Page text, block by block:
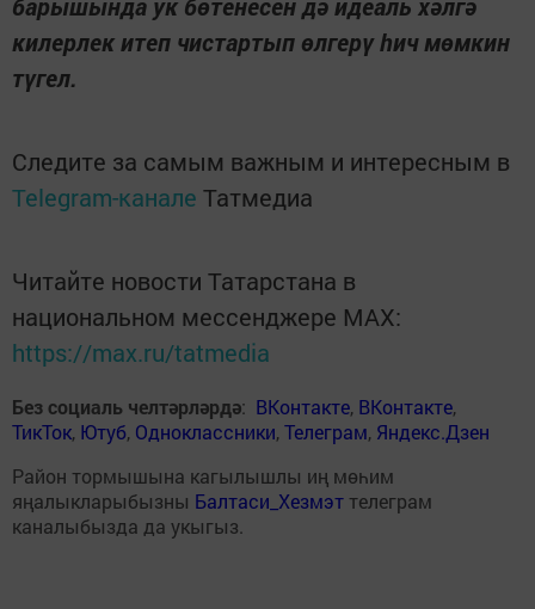
килерлек итеп чистартып өлгерү һич мөмкин
түгел.
Следите за самым важным и интересным в
Telegram-канале Татмедиа
Читайте новости Татарстана в
национальном мессенджере MАХ:
https://max.ru/tatmedia
Без социаль челтәрләрдә: ВКонтакте, ВКонтакте,
ТикТок, Ютуб, Одноклассники,Телеграм, Яндекс.Дзен
Район тормышына кагылышлы иң мөһим
яңалыкларыбызны Балтаси_Хезмэт телеграм
каналыбызда да укыгыз.